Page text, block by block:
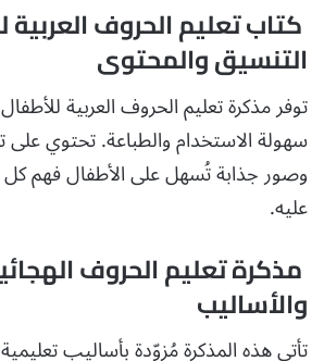
التنسيق والمحتوى
سهولة الاستخدام والطباعة. تحتوي على
وصور جذابة تُسهل على الأطفال فهم
عليه.
مذكرة تعليم الحروف
والأساليب
تأتي هذه المذكرة مُزوّدة بأساليب